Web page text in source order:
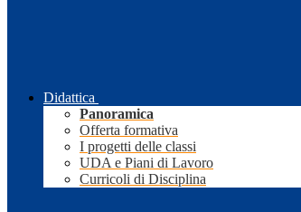
Didattica
Panoramica
Offerta formativa
I progetti delle classi
UDA e Piani di Lavoro
Curricoli di Disciplina